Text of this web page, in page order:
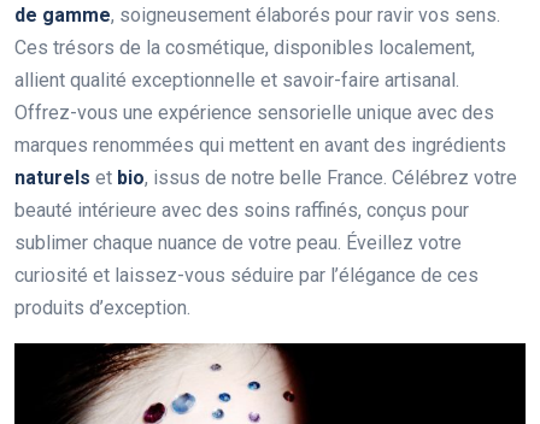
de gamme, soigneusement élaborés pour ravir vos sens.
Ces trésors de la cosmétique, disponibles localement,
allient qualité exceptionnelle et savoir-faire artisanal.
Offrez-vous une expérience sensorielle unique avec des
marques renommées qui mettent en avant des ingrédients
naturels et bio, issus de notre belle France. Célébrez votre
beauté intérieure avec des soins raffinés, conçus pour
sublimer chaque nuance de votre peau. Éveillez votre
curiosité et laissez-vous séduire par l’élégance de ces
produits d’exception.